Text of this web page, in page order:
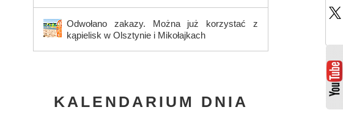
Odwołano zakazy. Można już korzystać z
kąpielisk w Olsztynie i Mikołajkach
KALENDARIUM DNIA